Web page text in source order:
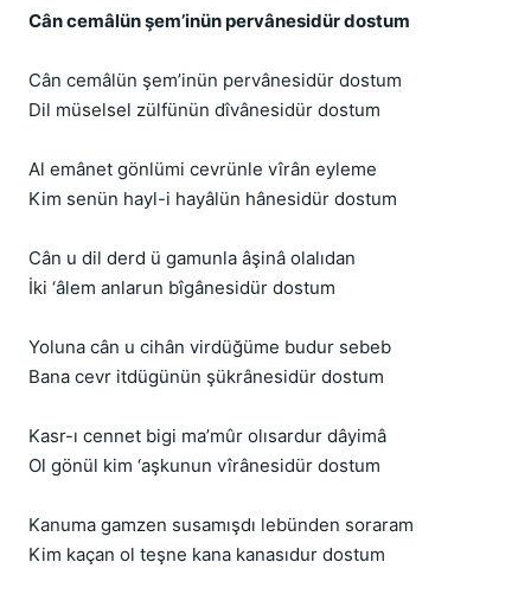
Cân cemâlün şem’inün pervânesidür dostum
Cân cemâlün şem’inün pervânesidür dostum
Dil müselsel zülfünün dîvânesidür dostum
Al emânet gönlümi cevrünle vîrân eyleme
Kim senün hayl-i hayâlün hânesidür dostum
Cân u dil derd ü gamunla âşinâ olalıdan
İki ‘âlem anlarun bîgânesidür dostum
Yoluna cân u cihân virdüğüme budur sebeb
Bana cevr itdügünün şükrânesidür dostum
Kasr-ı cennet bigi ma’mûr olısardur dâyimâ
Ol gönül kim ‘aşkunun vîrânesidür dostum
Kanuma gamzen susamışdı lebünden soraram
Kim kaçan ol teşne kana kanasıdur dostum